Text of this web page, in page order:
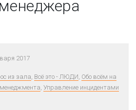
2017
из зала, Всё это - ЛЮДИ, Обо всём на
, Управление инцидентами